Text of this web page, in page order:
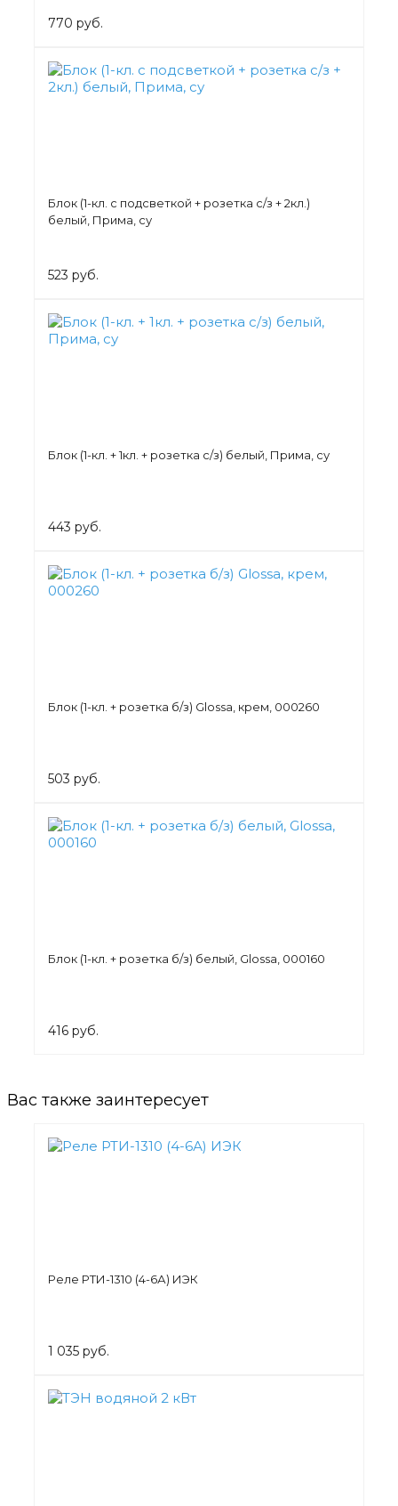
770 руб.
Блок (1-кл. с подсветкой + розетка с/з + 2кл.)
белый, Прима, су
523 руб.
Блок (1-кл. + 1кл. + розетка с/з) белый, Прима, су
443 руб.
Блок (1-кл. + розетка б/з) Glossa, крем, 000260
503 руб.
Блок (1-кл. + розетка б/з) белый, Glossa, 000160
416 руб.
Вас также заинтересует
Реле РТИ-1310 (4-6А) ИЭК
1 035 руб.